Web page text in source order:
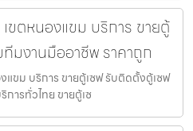
ขตหนองแขม บริการ ขายตู้
มงานมืออาชีพ ราคาถูก
แขม บริการ ขายตู้เซฟ รับติดตั้งตู้เซฟ
ารทั่วไทย ขายตู้เซ